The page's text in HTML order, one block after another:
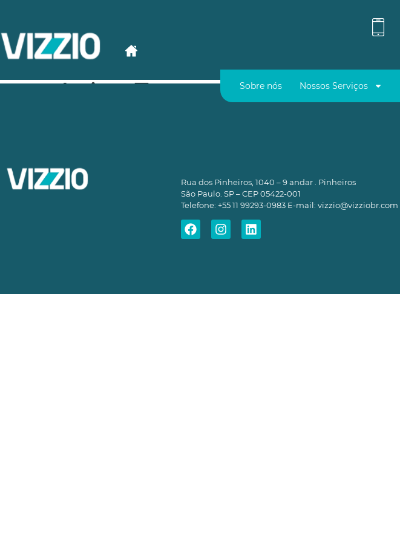
Sobre nós Nossos Serviços
Leite, Tosto e Barros
Rua dos Pinheiros, 1040 – 9 andar . Pinheiros
São Paulo. SP – CEP 05422-001
Telefone: +55 11 99293-0983 E-mail: vizzio@vizziobr.com